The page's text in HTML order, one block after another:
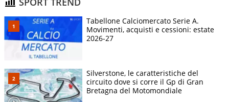
Tabellone Calciomercato Serie A.
Movimenti, acquisti e cessioni: estate
2026-27
Silverstone, le caratteristiche del
circuito dove si corre il Gp di Gran
Bretagna del Motomondiale